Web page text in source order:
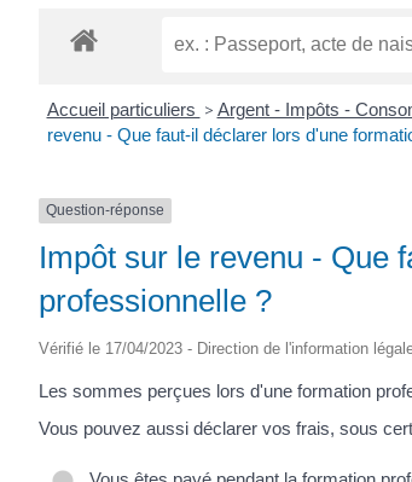
Accueil particuliers > Argent - Impôts -
revenu - Que faut-il déclarer lors d'une
Question-réponse
Impôt sur le revenu - Que
professionnelle ?
Vérifié le 17/04/2023 - Direction de l'information
Les sommes perçues lors d'une formation
Vous pouvez aussi déclarer vos frais, sous